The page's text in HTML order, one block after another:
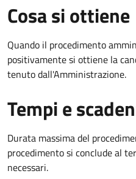
Cosa si ottiene
Quando il procedimento
positivamente si ottiene la
tenuto dall'Amministrazione.
Tempi e
Durata massima del
procedimento si conclude al
necessari.